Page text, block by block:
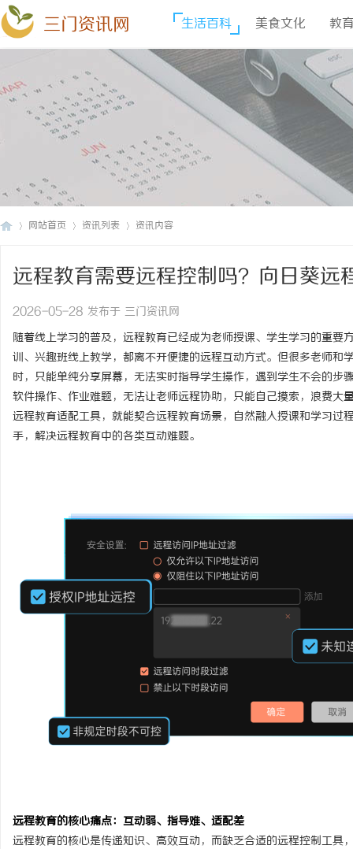
三门资讯网 生活百科 美食文化 教
网站首页 资讯列表 资讯内容
远程教育需要远程控制吗？向日葵远
2026-05-28 发布于 三门资讯网
随着线上学习的普及，远程教育已经成为老师授课、学生学习的重
训、兴趣班线上教学，都离不开便捷的远程互动方式。但很多老师和
时，只能单纯分享屏幕，无法实时指导学生操作，遇到学生不会的
软件操作、作业难题，无法让老师远程协助，只能自己摸索，浪费大
远程教育适配工具，就能契合远程教育场景，自然融入授课和学习
手，解决远程教育中的各类互动难题。
远程教育的核心痛点：互动弱、指导难、适配差
远程教育的核心是传递知识、高效互动，而缺乏合适的远程控制工